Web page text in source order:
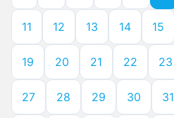
11 12 13 14 15
19 20 21 22 23
27 28 29 30 31